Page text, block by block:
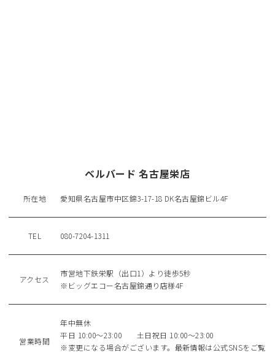
ベルバード 名古屋栄店
所在地 愛知県名古屋市中区錦3-17-18 DK名古屋錦ビル4F
TEL 080-7204-1311
アクセス
市営地下鉄栄駅（出口1）より徒歩5秒
※ビッグエコー名古屋錦通り店様4F
営業時間
年中無休
平日 10:00〜23:00 土日祝日 10:00〜23:00
※変更になる場合がございます。最新情報は公式SNSをご覧